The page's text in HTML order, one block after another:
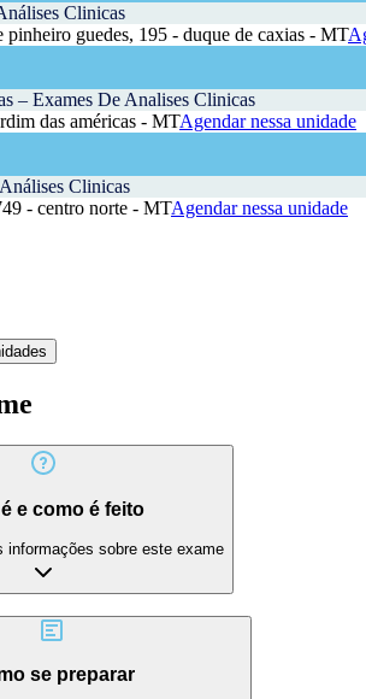
Clinicas
pinheiro guedes, 195 - duque de caxias - MT
– Exames De Analises Clinicas
das américas - MTAgendar nessa unidade
Clinicas
- centro norte - MTAgendar nessa unidade
e como é feito
informações sobre este exame
se preparar